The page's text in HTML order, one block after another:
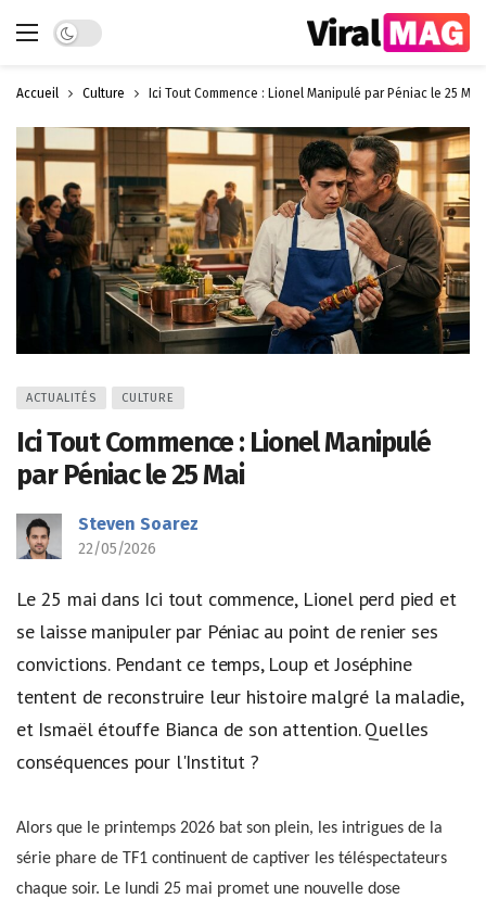
Dark mode
Accueil Culture Ici Tout Commence : Lionel Manipulé par Péniac le 25 Mai
ACTUALITÉS CULTURE
Ici Tout Commence : Lionel Manipulé
par Péniac le 25 Mai
Steven Soarez
22/05/2026
Le 25 mai dans Ici tout commence, Lionel perd pied et
se laisse manipuler par Péniac au point de renier ses
convictions. Pendant ce temps, Loup et Joséphine
tentent de reconstruire leur histoire malgré la maladie,
et Ismaël étouffe Bianca de son attention. Quelles
conséquences pour l'Institut ?
Alors que le printemps 2026 bat son plein, les intrigues de la
série phare de TF1 continuent de captiver les téléspectateurs
chaque soir. Le lundi 25 mai promet une nouvelle dose